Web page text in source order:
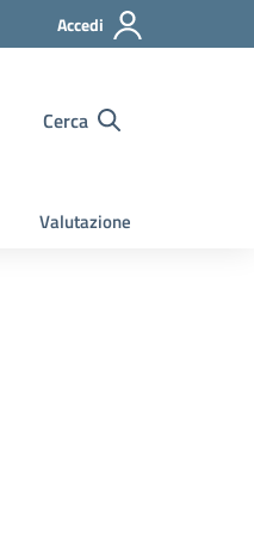
Accedi
Cerca
Valutazione